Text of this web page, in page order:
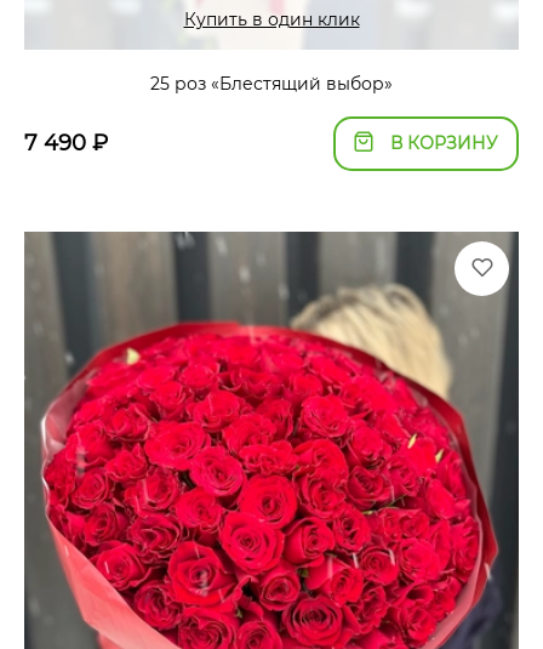
Купить в один клик
25 роз «Блестящий выбор»
7 490 ₽ В КОРЗИНУ